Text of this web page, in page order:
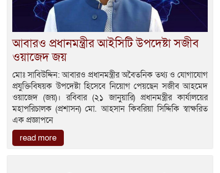
আবারও প্রধানমন্ত্রীর আইসিটি উপদেষ্টা সজীব
ওয়াজেদ জয়
মোঃ সাবিউদ্দিন: আবারও প্রধানমন্ত্রীর অবৈতনিক তথ্য ও যোগাযোগ
প্রযুক্তিবিষয়ক উপদেষ্টা হিসেবে নিয়োগ পেয়ছেন সজীব আহমেদ
ওয়াজেদ (জয়)। রবিবার (২১ জানুয়ারি) প্রধানমন্ত্রীর কার্যালয়ের
মহাপরিচালক (প্রশাসন) মো. আহসান কিবরিয়া সিদ্দিকি স্বাক্ষরিত
এক প্রজ্ঞাপনে
read more